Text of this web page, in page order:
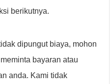
berikutnya.
dipungut biaya, mohon
bayaran atau
anda. Kami tidak